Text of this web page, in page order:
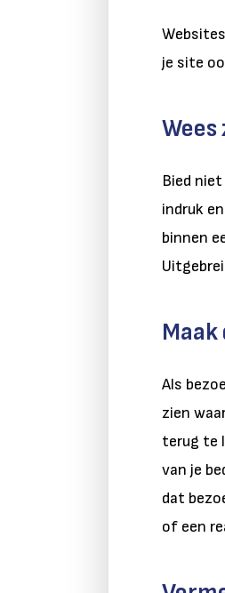
je site
Bied
indruk
binnen
Als
zien
terug te
van je
dat
of een